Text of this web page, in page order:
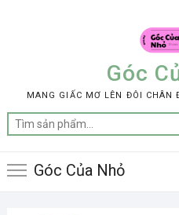
Góc
MANG GIẤC MƠ LÊN ĐÔI CHÂN
Góc Của Nhỏ